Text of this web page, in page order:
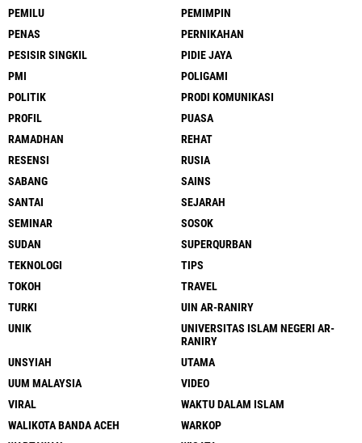
PEMILU
PEMIMPIN
PENAS
PERNIKAHAN
PESISIR SINGKIL
PIDIE JAYA
PMI
POLIGAMI
POLITIK
PRODI KOMUNIKASI
PROFIL
PUASA
RAMADHAN
REHAT
RESENSI
RUSIA
SABANG
SAINS
SANTAI
SEJARAH
SEMINAR
SOSOK
SUDAN
SUPERQURBAN
TEKNOLOGI
TIPS
TOKOH
TRAVEL
TURKI
UIN AR-RANIRY
UNIK
UNIVERSITAS ISLAM NEGERI AR-
RANIRY
UNSYIAH
UTAMA
UUM MALAYSIA
VIDEO
VIRAL
WAKTU DALAM ISLAM
WALIKOTA BANDA ACEH
WARKOP